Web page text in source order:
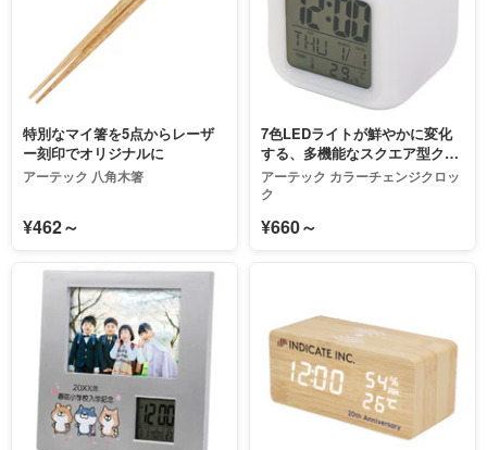
特別なマイ箸を5点からレーザ
ー刻印でオリジナルに
アーテック 八角木箸
¥462～
7色LEDライトが鮮やかに変化
する、多機能なスクエア型クロ
ック
アーテック カラーチェンジクロッ
ク
¥660～